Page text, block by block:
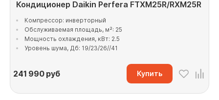
Кондиционер Daikin Perfera FTXM25R/RXM25R
Компрессор: инверторный
Обслуживаемая площадь, м²: 25
Мощность охлаждения, кВт: 2.5
Уровень шума, Дб: 19/23/26//41
241 990руб Купить